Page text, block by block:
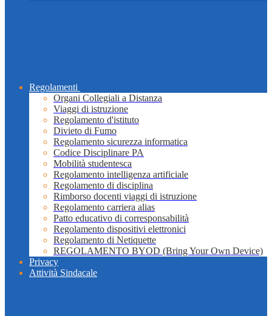
Regolamenti
Organi Collegiali a Distanza
Viaggi di istruzione
Regolamento d'istituto
Divieto di Fumo
Regolamento sicurezza informatica
Codice Disciplinare PA
Mobilità studentesca
Regolamento intelligenza artificiale
Regolamento di disciplina
Rimborso docenti viaggi di istruzione
Regolamento carriera alias
Patto educativo di corresponsabilità
Regolamento dispositivi elettronici
Regolamento di Netiquette
REGOLAMENTO BYOD (Bring Your Own Device)
Privacy
Attività Sindacale